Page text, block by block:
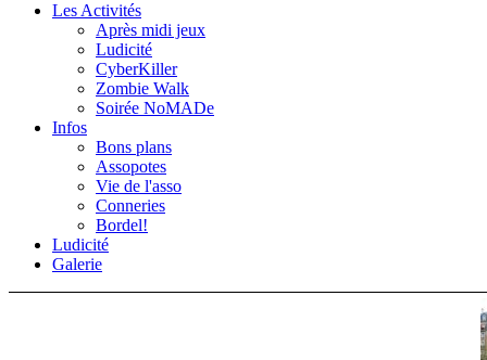
Les Activités
Après midi jeux
Ludicité
CyberKiller
Zombie Walk
Soirée NoMADe
Infos
Bons plans
Assopotes
Vie de l'asso
Conneries
Bordel!
Ludicité
Galerie